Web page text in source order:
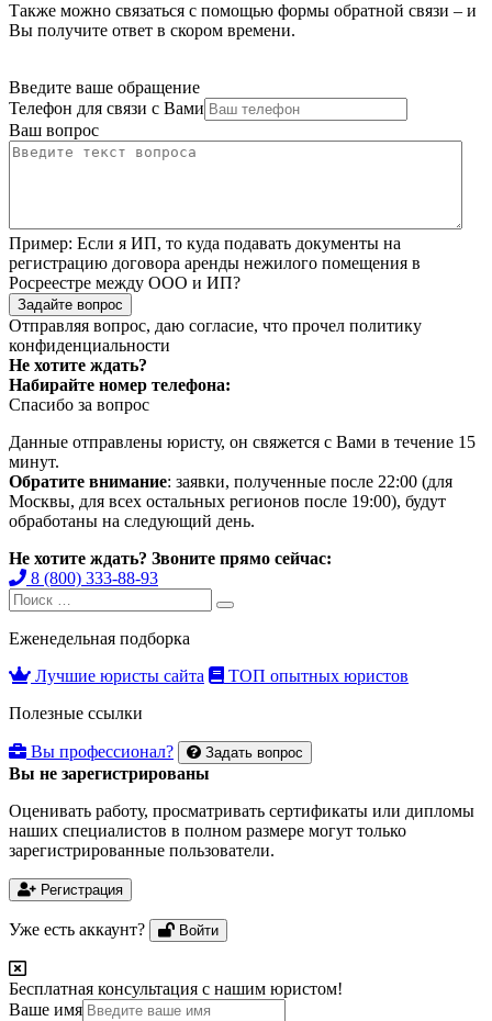
Также можно связаться с помощью формы обратной связи – и
Вы получите ответ в скором времени.
Введите ваше обращение
Телефон для связи с Вами
Ваш вопрос
Пример: Если я ИП, то куда подавать документы на
регистрацию договора аренды нежилого помещения в
Росреестре между ООО и ИП?
Задайте вопрос
Отправляя вопрос, даю согласие, что прочел политику
конфиденциальности
Не хотите ждать?
Набирайте номер телефона:
Спасибо за вопрос
Данные отправлены юристу, он свяжется с Вами в течение 15
минут.
Обратите внимание: заявки, полученные после 22:00 (для
Москвы, для всех остальных регионов после 19:00), будут
обработаны на следующий день.
Не хотите ждать? Звоните прямо сейчас:
8 (800) 333-88-93
Search
for:
Search
Еженедельная подборка
Лучшие юристы сайта
ТОП опытных юристов
Полезные ссылки
Вы профессионал? Задать вопрос
Вы не зарегистрированы
Оценивать работу, просматривать сертификаты или дипломы
наших специалистов в полном размере могут только
зарегистрированные пользователи.
Регистрация
Уже есть аккаунт? Войти
Бесплатная консультация с нашим юристом!
Ваше имя